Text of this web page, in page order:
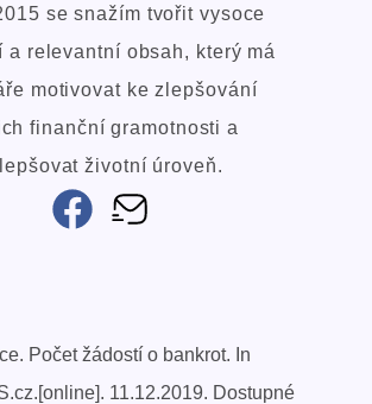
se snažím tvořit vysoce
a relevantní obsah, který má
motivovat ke zlepšování
finanční gramotnosti a
životní úroveň.
Počet žádostí o bankrot. In
11.12.2019. Dostupné